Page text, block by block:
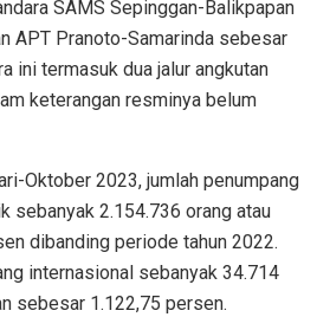
SAMS Sepinggan-Balikpapan
APT Pranoto-Samarinda sebesar
ini termasuk dua jalur angkutan
keterangan resminya belum
Oktober 2023, jumlah penumpang
sebanyak 2.154.736 orang atau
dibanding periode tahun 2022.
internasional sebanyak 34.714
sebesar 1.122,75 persen.